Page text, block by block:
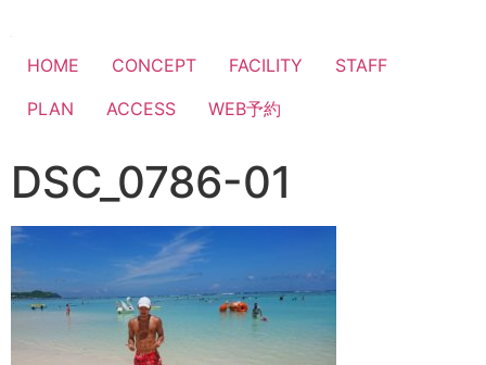
HOME CONCEPT FACILITY
STAFF
PLAN
ACCESS WEB予約
DSC_0786-01